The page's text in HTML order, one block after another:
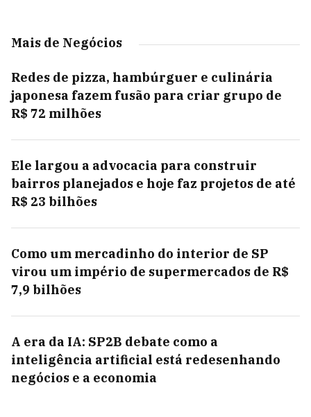
Mais de Negócios
Redes de pizza, hambúrguer e culinária
japonesa fazem fusão para criar grupo de
R$ 72 milhões
Ele largou a advocacia para construir
bairros planejados e hoje faz projetos de até
R$ 23 bilhões
Como um mercadinho do interior de SP
virou um império de supermercados de R$
7,9 bilhões
A era da IA: SP2B debate como a
inteligência artificial está redesenhando
negócios e a economia